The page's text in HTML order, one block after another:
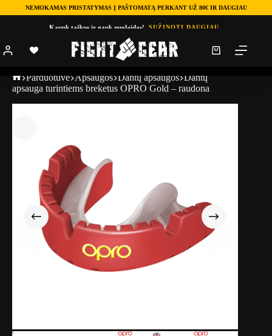
NEMOKAMAS PRISTATYMAS Į PAŠTOMATĄ PERKANT UŽ 80€ IR DAUGIAU
Kaupk taškus ir gauk nuolaidas! SUŽINOTI DAUGIAU
Parduotuve Apsaugos Dantų apsaugos Dantų
apsauga turintiems breketus OPRO Gold – raudona